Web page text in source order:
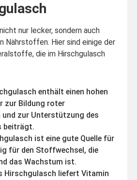
nur lecker, sondern auch
Nährstoffen. Hier sind einige der
die im Hirschgulasch
enthält einen hohen
zur Bildung roter
und zur Unterstützung des
beiträgt.
ist eine gute Quelle für
für den Stoffwechsel, die
das Wachstum ist.
Hirschgulasch liefert Vitamin